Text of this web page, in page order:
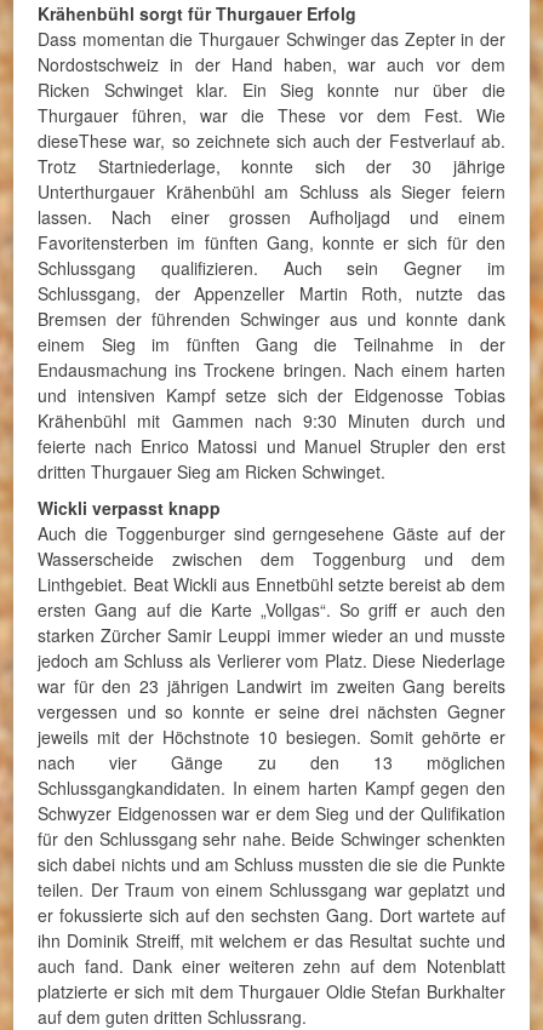
Krähenbühl sorgt für Thurgauer Erfolg
Dass momentan die Thurgauer Schwinger das Zepter in der
Nordostschweiz in der Hand haben, war auch vor dem
Ricken Schwinget klar. Ein Sieg konnte nur über die
Thurgauer führen, war die These vor dem Fest. Wie
dieseThese war, so zeichnete sich auch der Festverlauf ab.
Trotz Startniederlage, konnte sich der 30 jährige
Unterthurgauer Krähenbühl am Schluss als Sieger feiern
lassen. Nach einer grossen Aufholjagd und einem
Favoritensterben im fünften Gang, konnte er sich für den
Schlussgang qualifizieren. Auch sein Gegner im
Schlussgang, der Appenzeller Martin Roth, nutzte das
Bremsen der führenden Schwinger aus und konnte dank
einem Sieg im fünften Gang die Teilnahme in der
Endausmachung ins Trockene bringen. Nach einem harten
und intensiven Kampf setze sich der Eidgenosse Tobias
Krähenbühl mit Gammen nach 9:30 Minuten durch und
feierte nach Enrico Matossi und Manuel Strupler den erst
dritten Thurgauer Sieg am Ricken Schwinget.
Wickli verpasst knapp
Auch die Toggenburger sind gerngesehene Gäste auf der
Wasserscheide zwischen dem Toggenburg und dem
Linthgebiet. Beat Wickli aus Ennetbühl setzte bereist ab dem
ersten Gang auf die Karte „Vollgas“. So griff er auch den
starken Zürcher Samir Leuppi immer wieder an und musste
jedoch am Schluss als Verlierer vom Platz. Diese Niederlage
war für den 23 jährigen Landwirt im zweiten Gang bereits
vergessen und so konnte er seine drei nächsten Gegner
jeweils mit der Höchstnote 10 besiegen. Somit gehörte er
nach vier Gänge zu den 13 möglichen
Schlussgangkandidaten. In einem harten Kampf gegen den
Schwyzer Eidgenossen war er dem Sieg und der Qulifikation
für den Schlussgang sehr nahe. Beide Schwinger schenkten
sich dabei nichts und am Schluss mussten die sie die Punkte
teilen. Der Traum von einem Schlussgang war geplatzt und
er fokussierte sich auf den sechsten Gang. Dort wartete auf
ihn Dominik Streiff, mit welchem er das Resultat suchte und
auch fand. Dank einer weiteren zehn auf dem Notenblatt
platzierte er sich mit dem Thurgauer Oldie Stefan Burkhalter
auf dem guten dritten Schlussrang.